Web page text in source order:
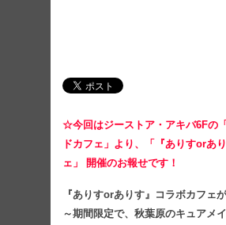
☆今回はジーストア・アキバ6Fの
ドカフェ」より、「『ありすorあ
ェ」 開催のお報せです！
『ありすorありす』コラボカフェ
～期間限定で、秋葉原のキュアメ